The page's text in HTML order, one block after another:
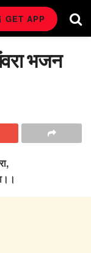
GET APP
भजन